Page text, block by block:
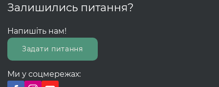
Залишились питання?
Напишіть нам!
Задати питання
Ми у соцмережах: